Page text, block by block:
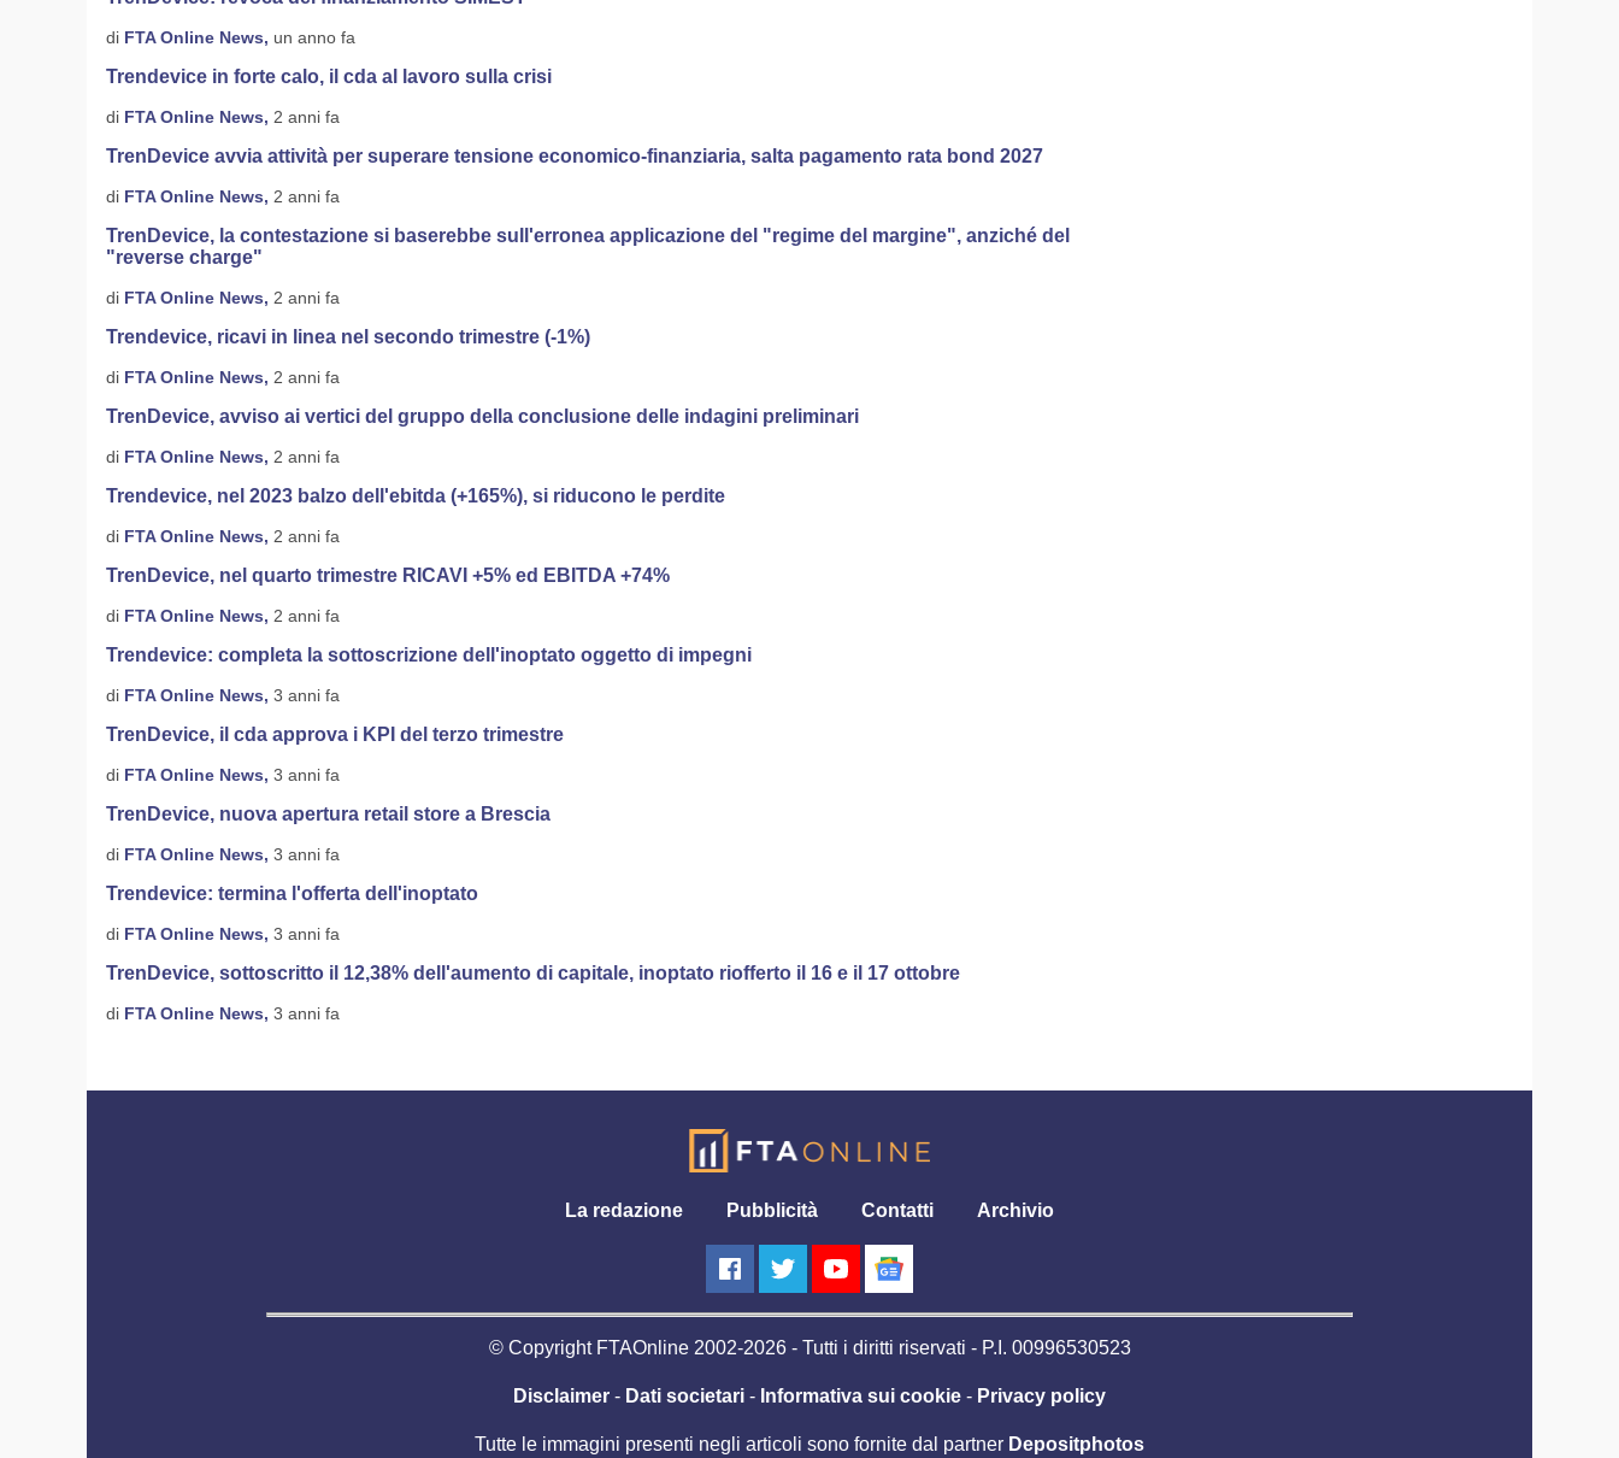
di FTA Online News, un anno fa
Trendevice in forte calo, il cda al lavoro sulla crisi
di FTA Online News, 2 anni fa
TrenDevice avvia attività per superare tensione economico-finanziaria, salta pagamento rata bond 2027
di FTA Online News, 2 anni fa
TrenDevice, la contestazione si baserebbe sull'erronea applicazione del "regime del margine", anziché del
"reverse charge"
di FTA Online News, 2 anni fa
Trendevice, ricavi in linea nel secondo trimestre (-1%)
di FTA Online News, 2 anni fa
TrenDevice, avviso ai vertici del gruppo della conclusione delle indagini preliminari
di FTA Online News, 2 anni fa
Trendevice, nel 2023 balzo dell'ebitda (+165%), si riducono le perdite
di FTA Online News, 2 anni fa
TrenDevice, nel quarto trimestre RICAVI +5% ed EBITDA +74%
di FTA Online News, 2 anni fa
Trendevice: completa la sottoscrizione dell'inoptato oggetto di impegni
di FTA Online News, 3 anni fa
TrenDevice, il cda approva i KPI del terzo trimestre
di FTA Online News, 3 anni fa
TrenDevice, nuova apertura retail store a Brescia
di FTA Online News, 3 anni fa
Trendevice: termina l'offerta dell'inoptato
di FTA Online News, 3 anni fa
TrenDevice, sottoscritto il 12,38% dell'aumento di capitale, inoptato riofferto il 16 e il 17 ottobre
di FTA Online News, 3 anni fa
La redazione Pubblicità Contatti Archivio
© Copyright FTAOnline 2002-2026 - Tutti i diritti riservati - P.I. 00996530523
Disclaimer - Dati societari - Informativa sui cookie - Privacy policy
Tutte le immagini presenti negli articoli sono fornite dal partner Depositphotos